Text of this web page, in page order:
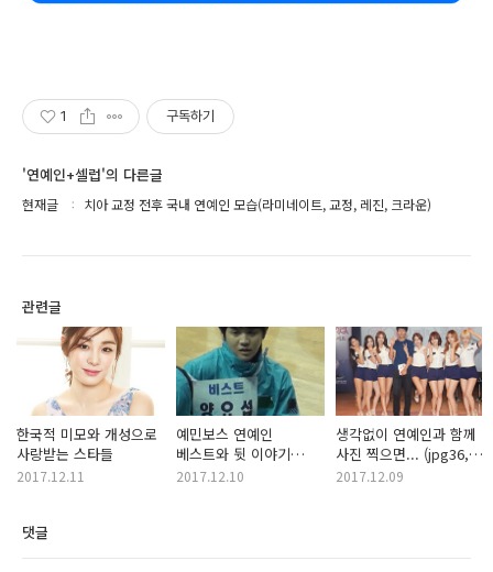
1 구독하기
'연예인+셀럽'의 다른글
현재글 치아 교정 전후 국내 연예인 모습(라미네이트, 교정, 레진, 크라운)
관련글
한국적 미모와 개성으로
사랑받는 스타들
2017.12.11
예민보스 연예인
베스트와 뒷 이야기
(feat. 양요섭+윤두준)
2017.12.10
생각없이 연예인과 함께
사진 찍으면... (jpg36,
gif1)
2017.12.09
댓글